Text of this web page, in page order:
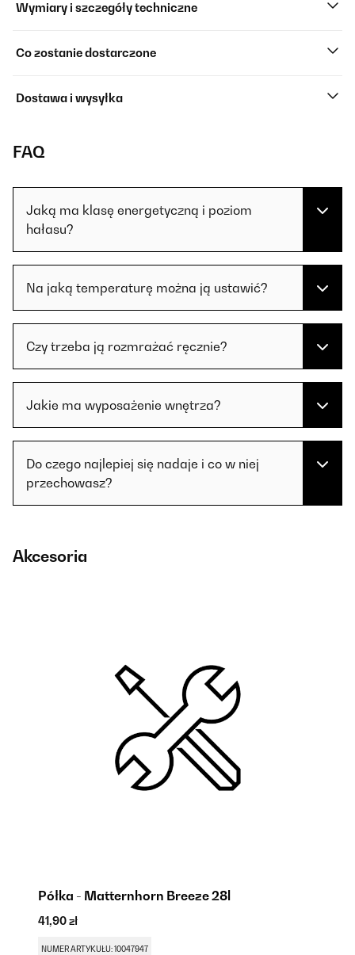
Wymiary i szczegóły techniczne
Co zostanie dostarczone
Dostawa i wysyłka
FAQ
Jaką ma klasę energetyczną i poziom
hałasu?
Na jaką temperaturę można ją ustawić?
Czy trzeba ją rozmrażać ręcznie?
Jakie ma wyposażenie wnętrza?
Do czego najlepiej się nadaje i co w niej
przechowasz?
Akcesoria
Półka - Matternhorn Breeze 28l
41,90 zł
NUMER ARTYKUŁU: 10047947